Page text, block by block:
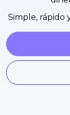
Simple, rápido